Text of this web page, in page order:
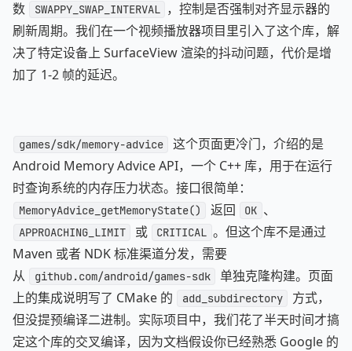
数
SWAPPY_SWAP_INTERVAL ，控制是否强制对齐显示器的
刷新周期。我们在一个视频播放器项目里引入了这个库，解
决了特定设备上 SurfaceView 渲染的抖动问题，代价是增
加了 1-2 帧的延迟。
games/sdk/memory-advice
这个页面更冷门，介绍的是
Android Memory Advice API，一个 C++ 库，用于在运行
时查询系统的内存压力状态。接口很简单：
MemoryAdvice_getMemoryState() 返回 OK 、
APPROACHING_LIMIT 或 CRITICAL 。但这个库不是通过
Maven 或者 NDK 标准渠道分发，需要
从
github.com/android/games-sdk
单独克隆构建。页面
上的集成说明写了 CMake 的
add_subdirectory
方式，
但没提预编译二进制。实际项目中，我们花了半天时间才搞
定这个库的交叉编译，因为文档假设你已经熟悉 Google 的